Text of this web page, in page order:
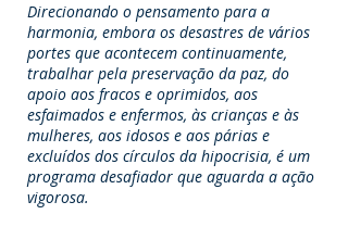
Direcionando o pensamento para a
harmonia, embora os desastres de vários
portes que acontecem continuamente,
trabalhar pela preservação da paz, do
apoio aos fracos e oprimidos, aos
esfaimados e enfermos, às crianças e às
mulheres, aos idosos e aos párias e
excluídos dos círculos da hipocrisia, é um
programa desafiador que aguarda a ação
vigorosa.